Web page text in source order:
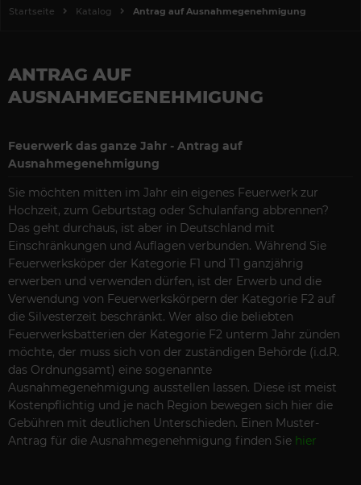
Startseite Katalog Antrag auf Ausnahmegenehmigung
ANTRAG AUF
AUSNAHMEGENEHMIGUNG
Feuerwerk das ganze Jahr - Antrag auf
Ausnahmegenehmigung
Sie möchten mitten im Jahr ein eigenes Feuerwerk zur
Hochzeit, zum Geburtstag oder Schulanfang abbrennen?
Das geht durchaus, ist aber in Deutschland mit
Einschränkungen und Auflagen verbunden. Während Sie
Feuerwerksköper der Kategorie F1 und T1 ganzjährig
erwerben und verwenden dürfen, ist der Erwerb und die
Verwendung von Feuerwerkskörpern der Kategorie F2 auf
die Silvesterzeit beschränkt. Wer also die beliebten
Feuerwerksbatterien der Kategorie F2 unterm Jahr zünden
möchte, der muss sich von der zuständigen Behörde (i.d.R.
das Ordnungsamt) eine sogenannte
Ausnahmegenehmigung ausstellen lassen. Diese ist meist
Kostenpflichtig und je nach Region bewegen sich hier die
Gebühren mit deutlichen Unterschieden. Einen Muster-
Antrag für die Ausnahmegenehmigung finden Sie hier